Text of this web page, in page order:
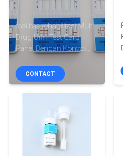
KUALITAS
HUBUNGI
KAMI
BERITA
PERMINTAAN
PENAWARAN
fasilitas rehabilitasi Multi
Drug Urin Test Card
Panel Dengan Kontrol
Adulterant
CONTACT